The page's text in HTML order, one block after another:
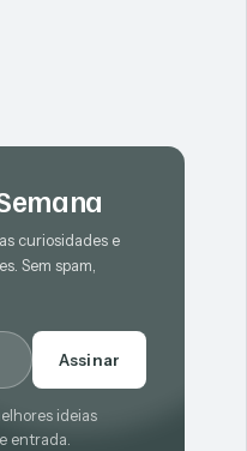
curiosidades e
Sem spam,
Assinar
ideias
entrada.